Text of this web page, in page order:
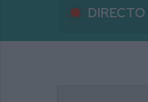
DIRECTO